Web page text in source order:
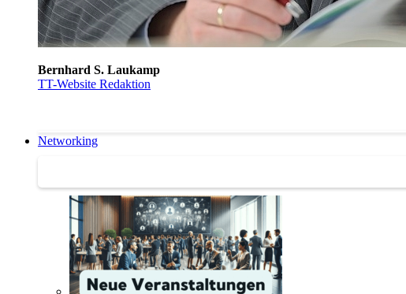
Bernhard S. Laukamp
TT-Website Redaktion
Networking